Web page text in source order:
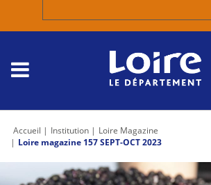
Accueil Institution
Loire Magazine
Loire magazine 157 SEPT-OCT 2023